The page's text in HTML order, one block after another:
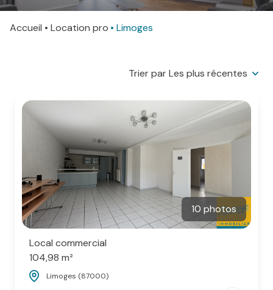
PROFESSIONNEL
SYNDIC
ESPACE
PARRAINAGE
CONTACT
Accueil Location pro Limoges
Trier par Les plus récentes
10 photos
Local commercial
104,98 m²
Limoges (87000)